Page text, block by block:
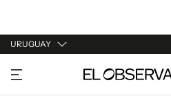
URUGUAY
URUGUAY
ARGENTINA